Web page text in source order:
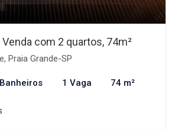
com 2 quartos, 74m²
Praia Grande-SP
1 Vaga 74 m²